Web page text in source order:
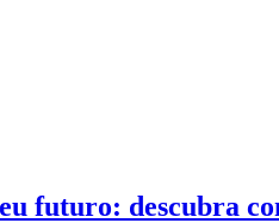
futuro: descubra